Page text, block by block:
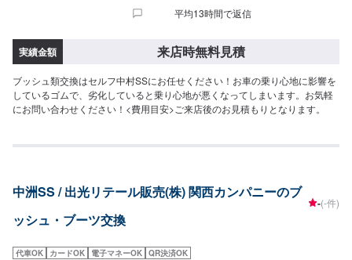
平均13時間で返信
実績金額 来店時無料見積
ブッシュ類交換はセルフ中村SSにお任せください！お車の乗り心地に影響を
しているゴムで、劣化していると乗り心地が悪くなってしまいます。お気軽
にお問い合わせください！<費用目安>ご来店後のお見積もりとなります。
中洲SS / 出光リテール販売(株) 関西カンパニーのブ
ッシュ・ブーツ交換
-(-件)
代車OK カードOK 電子マネーOK QR決済OK